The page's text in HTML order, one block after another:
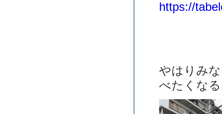
https://
やはりみ
べたくな